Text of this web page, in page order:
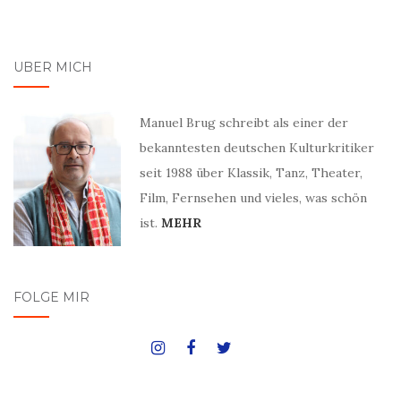
ÜBER MICH
Manuel Brug schreibt als einer der
bekanntesten deutschen Kulturkritiker
seit 1988 über Klassik, Tanz, Theater,
Film, Fernsehen und vieles, was schön
ist. MEHR
FOLGE MIR